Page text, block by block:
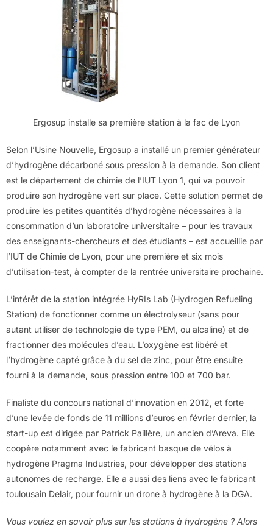
Ergosup installe sa première station à la fac de Lyon
Selon l’Usine Nouvelle, Ergosup a installé un premier générateur
d’hydrogène décarboné sous pression à la demande. Son client
est le département de chimie de l’IUT Lyon 1, qui va pouvoir
produire son hydrogène vert sur place. Cette solution permet de
produire les petites quantités d’hydrogène nécessaires à la
consommation d’un laboratoire universitaire – pour les travaux
des enseignants-chercheurs et des étudiants – est accueillie par
l’IUT de Chimie de Lyon, pour une première et six mois
d’utilisation-test, à compter de la rentrée universitaire prochaine.
L’intérêt de la station intégrée HyRIs Lab (Hydrogen Refueling
Station) de fonctionner comme un électrolyseur (sans pour
autant utiliser de technologie de type PEM, ou alcaline) et de
fractionner des molécules d’eau. L’oxygène est libéré et
l’hydrogène capté grâce à du sel de zinc, pour être ensuite
fourni à la demande, sous pression entre 100 et 700 bar.
Finaliste du concours national d’innovation en 2012, et forte
d’une levée de fonds de 11 millions d’euros en février dernier, la
start-up est dirigée par Patrick Paillère, un ancien d’Areva. Elle
coopère notamment avec le fabricant basque de vélos à
hydrogène Pragma Industries, pour développer des stations
autonomes de recharge. Elle a aussi des liens avec le fabricant
toulousain Delair, pour fournir un drone à hydrogène à la DGA.
Vous voulez en savoir plus sur les stations à hydrogène ? Alors